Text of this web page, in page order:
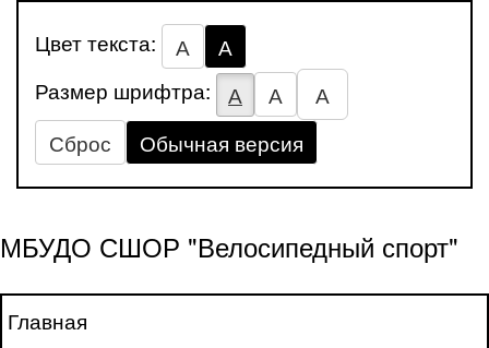
Цвет текста: А
А
Размер шрифтра:
А А
А
Сброс
Обычная версия
МБУДО СШОР "Велосипедный спорт"
Главная